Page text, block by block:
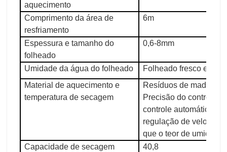
aquecimento
Comprimento da área de
resfriamento
6m
Espessura e tamanho do
folheado
0,6-8mm
Umidade da água do folheado
Folheado fresco em
Material de aquecimento e
temperatura de secagem
Resíduos de madeira,
Precisão do controle
controle automático
regulação de
que o teor de umidade
Capacidade de secagem
40,8